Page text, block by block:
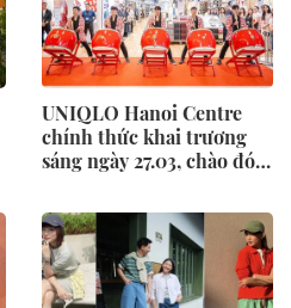
UNIQLO Hanoi Centre
chính thức khai trương
sáng ngày 27.03, chào đón
đến tham quan, mua sắm